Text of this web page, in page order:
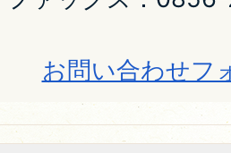
お問い合わせフ